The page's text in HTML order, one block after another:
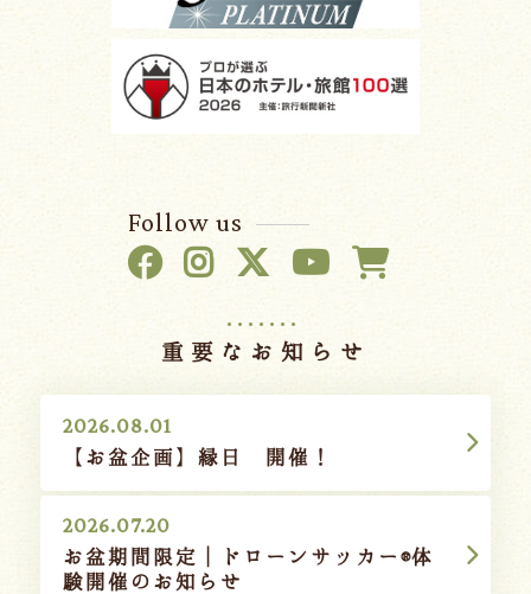
Follow us
重要なお知らせ
2026.08.01
【お盆企画】縁日 開催！
2026.07.20
お盆期間限定｜ドローンサッカー®体
験開催のお知らせ